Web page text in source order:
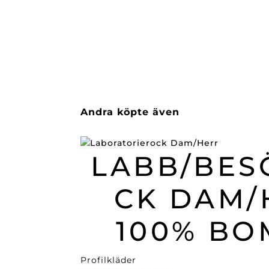
Andra köpte även
LABB/
CK DAM/
100%
Profilkläder